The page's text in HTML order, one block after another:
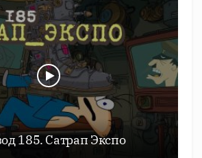
185. Сатрап Экспо